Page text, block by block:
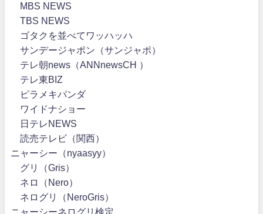
MBS NEWS
TBS NEWS
ゴタクを並べてワッハッハ
サンデージャポン（サンジャポ）
テレ朝news（ANNnewsCH ）
テレ東BIZ
ピラメキパンダ
ワイドナショー
日テレNEWS
読売テレビ（関西）
ニャーシー（nyaasyy）
グリ（Gris）
ネロ（Nero）
ネログリ（NeroGris）
ニャーシーネログリ検定